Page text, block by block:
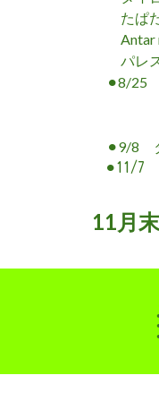
たぱた
Antar
パレス
⚫︎8/25
ハリ
山口
⚫︎9/8
⚫︎11/7
11月